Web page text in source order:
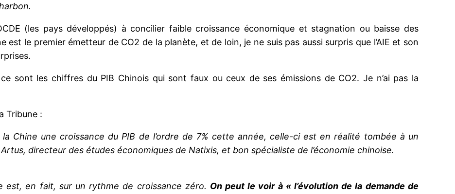
(les pays développés) à concilier faible croissance économique et stagnation ou baisse des
est le premier émetteur de CO2 de la planète, et de loin, je ne suis pas aussi surpris que l’AIE et son
sont les chiffres du PIB Chinois qui sont faux ou ceux de ses émissions de CO2. Je n’ai pas la
Tribune :
Chine une croissance du PIB de l’ordre de 7% cette année, celle-ci est en réalité tombée à un
Artus, directeur des études économiques de Natixis, et bon spécialiste de l’économie chinoise.
est, en fait, sur un rythme de croissance zéro. On peut le voir à « l’évolution de la demande de